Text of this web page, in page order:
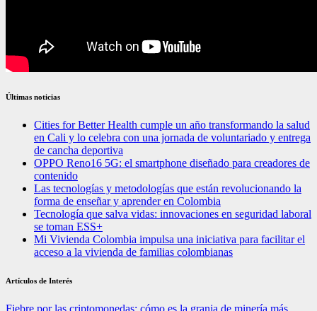
Últimas noticias
Cities for Better Health cumple un año transformando la salud
en Cali y lo celebra con una jornada de voluntariado y entrega
de cancha deportiva
OPPO Reno16 5G: el smartphone diseñado para creadores de
contenido
Las tecnologías y metodologías que están revolucionando la
forma de enseñar y aprender en Colombia
Tecnología que salva vidas: innovaciones en seguridad laboral
se toman ESS+
Mi Vivienda Colombia impulsa una iniciativa para facilitar el
acceso a la vivienda de familias colombianas
Artículos de Interés
Fiebre por las criptomonedas: cómo es la granja de minería más